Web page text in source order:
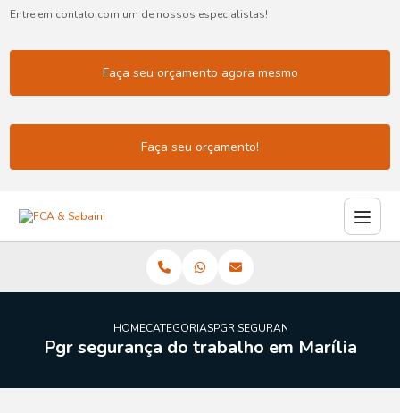
Entre em contato com um de nossos especialistas!
Faça seu orçamento agora mesmo
Faça seu orçamento!
HOMECATEGORIASPGR SEGURANCA DO TRABALHO
Pgr segurança do trabalho em Marília